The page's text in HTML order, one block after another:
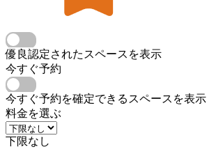
優良認定されたスペースを表示
今すぐ予約
今すぐ予約を確定できるスペースを表示
料金を選ぶ
下限なし